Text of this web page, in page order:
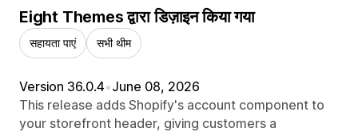
Eight Themes द्वारा डिज़ाइन किया गया
सहायता पाएं सभी थीम
Version 36.0.4•June 08, 2026
This release adds Shopify's account component to
your storefront header, giving customers a